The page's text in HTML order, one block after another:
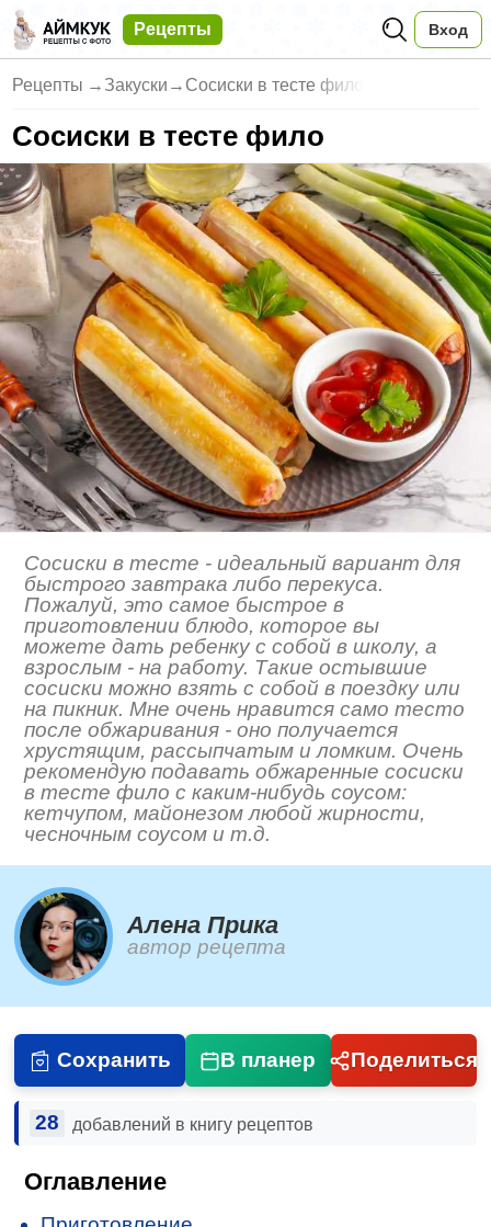
Рецепты Вход
Рецепты → Закуски → Сосиски в тесте фило
Сосиски в тесте фило
Сосиски в тесте - идеальный вариант для
быстрого завтрака либо перекуса.
Пожалуй, это самое быстрое в
приготовлении блюдо, которое вы
можете дать ребенку с собой в школу, а
взрослым - на работу. Такие остывшие
сосиски можно взять с собой в поездку или
на пикник. Мне очень нравится само тесто
после обжаривания - оно получается
хрустящим, рассыпчатым и ломким. Очень
рекомендую подавать обжаренные сосиски
в тесте фило с каким-нибудь соусом:
кетчупом, майонезом любой жирности,
чесночным соусом и т.д.
Алена Прика
автор рецепта
Сохранить В планер Поделиться
28 добавлений в книгу рецептов
Оглавление